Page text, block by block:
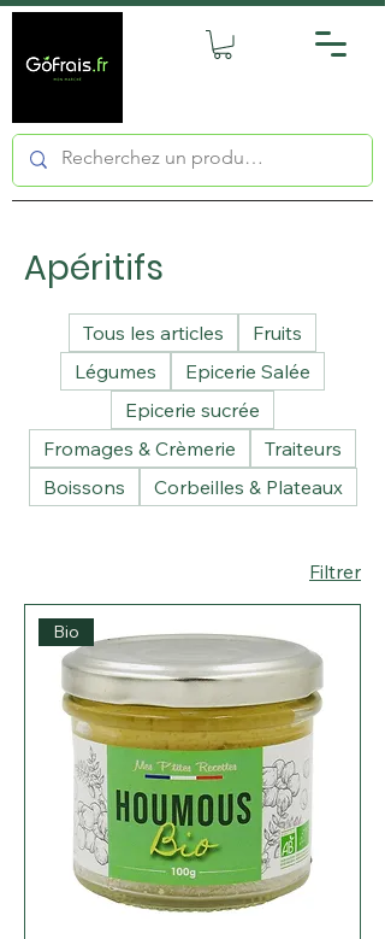
Apéritifs
Tous les articles
Fruits
Légumes
Epicerie Salée
Epicerie sucrée
Fromages & Crèmerie
Traiteurs
Boissons
Corbeilles & Plateaux
Filtrer
Bio